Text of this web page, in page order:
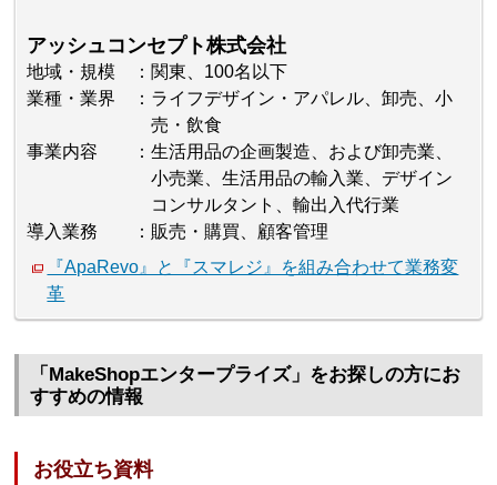
アッシュコンセプト株式会社
地域・規模
関東、100名以下
業種・業界
ライフデザイン・アパレル、卸売、小
売・飲食
事業内容
生活用品の企画製造、および卸売業、
小売業、生活用品の輸入業、デザイン
コンサルタント、輸出入代行業
導入業務
販売・購買、顧客管理
『ApaRevo』と『スマレジ』を組み合わせて業務変
革
「MakeShopエンタープライズ」をお探しの方にお
すすめの情報
お役立ち資料